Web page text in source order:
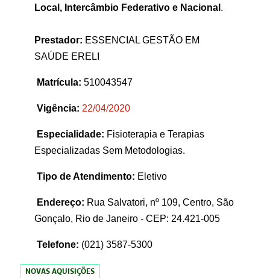
Local, Intercâmbio Federativo e Nacional .
Prestador: ESSENCIAL GESTÃO EM
SAÚDE ERELI
Matrícula: 510043547
Vigência: 22/04/2020
Especialidade: Fisioterapia e Terapias
Especializadas Sem Metodologias.
Tipo de Atendimento: Eletivo
Endereço: Rua Salvatori, nº 109, Centro, São
Gonçalo, Rio de Janeiro - CEP: 24.421-005
Telefone: (021) 3587-5300
NOVAS AQUISIÇÕES